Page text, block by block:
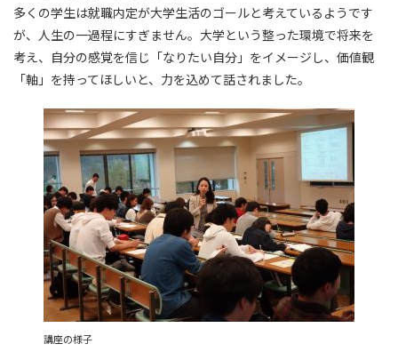
多くの学生は就職内定が大学生活のゴールと考えているようです
が、人生の一過程にすぎません。大学という整った環境で将来を
考え、自分の感覚を信じ「なりたい自分」をイメージし、価値観
「軸」を持ってほしいと、力を込めて話されました。
講座の様子